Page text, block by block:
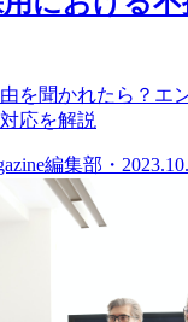
を聞かれたら？エ
応を解説
編集部 ・